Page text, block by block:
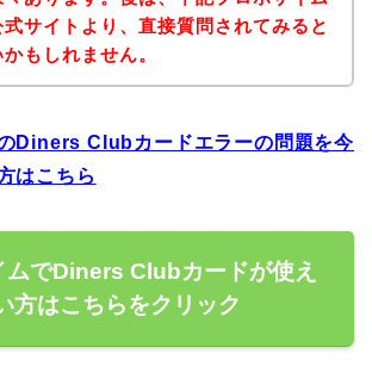
式サイトより、直接質問されてみると
もしれません。
Diners Clubカードエラーの問題を今
はこちら
ムでDiners Clubカードが使え
方はこちらをクリック